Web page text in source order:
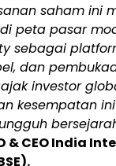
saham ini
peta pasar
sebagai
dan
investor
kesempatan
& CEO India